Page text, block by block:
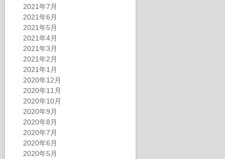
2021年7月
2021年6月
2021年5月
2021年4月
2021年3月
2021年2月
2021年1月
2020年12月
2020年11月
2020年10月
2020年9月
2020年8月
2020年7月
2020年6月
2020年5月